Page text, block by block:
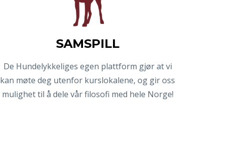
SAMSPILL
De Hundelykkeliges egen plattform gjør at vi
kan møte deg utenfor kurslokalene, og gir oss
mulighet til å dele vår filosofi med hele Norge!